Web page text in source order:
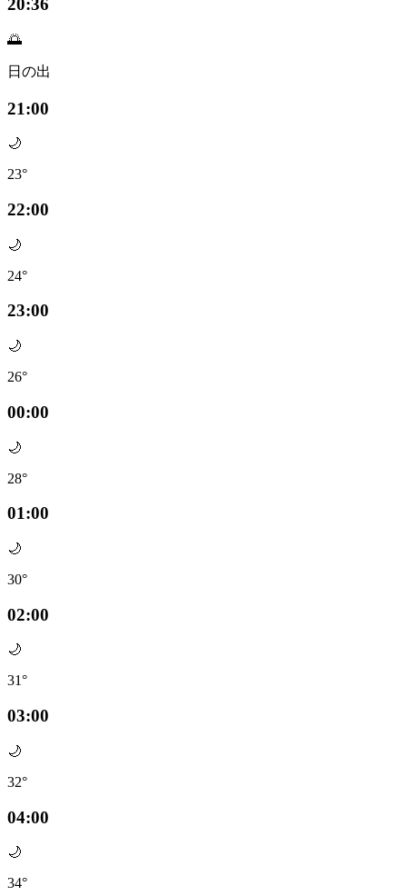
20:36
🌅
日の出
21:00
🌙
23°
22:00
🌙
24°
23:00
🌙
26°
00:00
🌙
28°
01:00
🌙
30°
02:00
🌙
31°
03:00
🌙
32°
04:00
🌙
34°